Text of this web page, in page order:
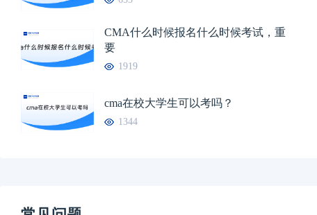
CMA什么时候报名什么时候考试，重
要
1919
cma在校大学生可以考吗？
1344